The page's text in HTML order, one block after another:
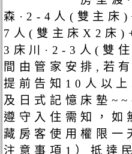
森·2-4人(雙主床
7人(雙主床X2床
3床川·2-3人(雙
間由管家安排,若
提前告知10人以
及日式記憶床墊
遵守入住需知，如
藏房客使用權限一
注意事項1）抵達